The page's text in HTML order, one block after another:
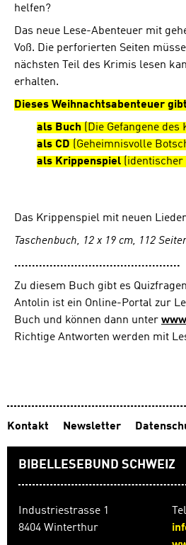
helfen?
Das neue Lese-Abenteuer mit
Voß. Die perforierten Seiten
nächsten Teil des Krimis lesen
erhalten.
Dieses Weihnachtsabenteuer
als Buch (Die Gefangene des
als CD (Geheimnisvolle
als Krippenspiel (identischer
Das Krippenspiel mit neuen
Taschenbuch, 12 x 19 cm, 112
...............................................
Zu diesem Buch gibt es
Antolin ist ein Online-Portal zur
Buch und können dann unter
Richtige Antworten werden mit
Kontakt Newsletter
BIBELLESEBUND SCHWEIZ
Industriestrasse 1
8404 Winterthur